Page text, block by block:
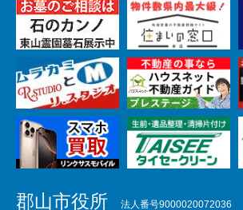
郡山市役所 法人番号9000020072036